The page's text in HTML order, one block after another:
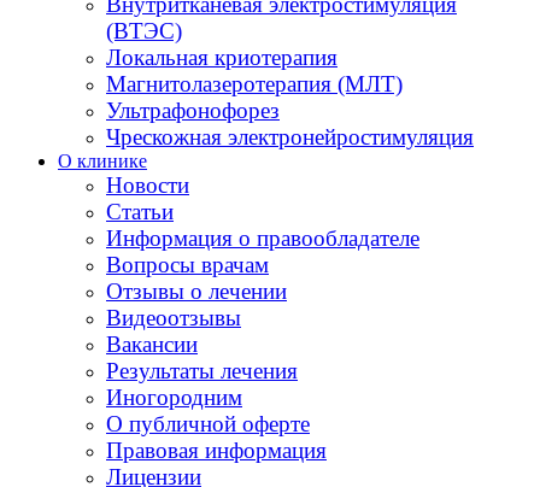
(ВТЭС)
Локальная криотерапия
Магнитолазеротерапия (МЛТ)
Ультрафонофорез
Чрескожная электронейростимуляция
О клинике
Новости
Статьи
Информация о правообладателе
Вопросы врачам
Отзывы о лечении
Видеоотзывы
Вакансии
Результаты лечения
Иногородним
О публичной оферте
Правовая информация
Лицензии